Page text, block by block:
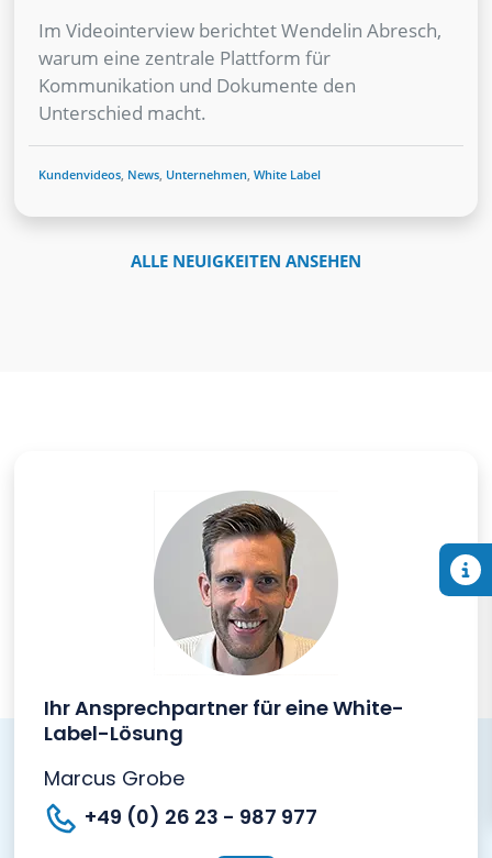
Im Videointerview berichtet Wendelin Abresch,
warum eine zentrale Plattform für
Kommunikation und Dokumente den
Unterschied macht.
Kundenvideos, News, Unternehmen, White Label
ALLE NEUIGKEITEN ANSEHEN
Ihr Ansprechpartner für eine White-
Label-Lösung
Marcus Grobe
+49 (0) 26 23 - 987 977